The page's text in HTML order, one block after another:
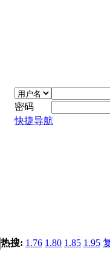
密码
快捷导航
热搜: 1.76 1.80 1.85 1.95